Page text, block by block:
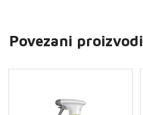
Povezani proizvodi